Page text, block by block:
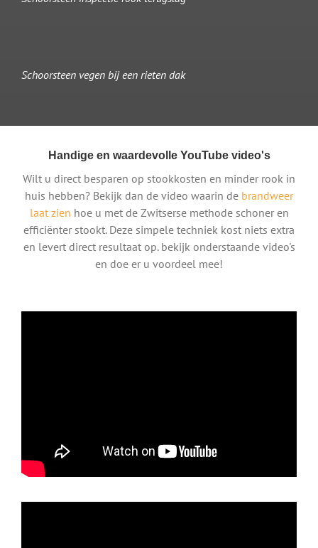
Schoorsteen vegen bij een rieten dak
Handige en waardevolle YouTube video's
Wilt u direct besparen op stookkosten en minder rook in
huis hebben? Bekijk dan de video waarin de brandweer
laat zien hoe u met de Zwitserse methode schoner en
efficiënter stookt. Deze simpele techniek kost niets extra
en levert direct resultaat op. bekijk onderstaande video's
en doe er u voordeel mee!